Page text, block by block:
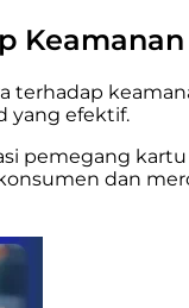
terhadap
yang efektif.
pemegang
dan